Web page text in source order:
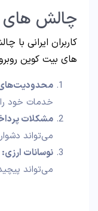
چالش‌ های
کاربران ایرانی
های بیت کوین
خدمات خود را
مشکلات
می‌تواند
نوسانات ارزی:
می‌تواند